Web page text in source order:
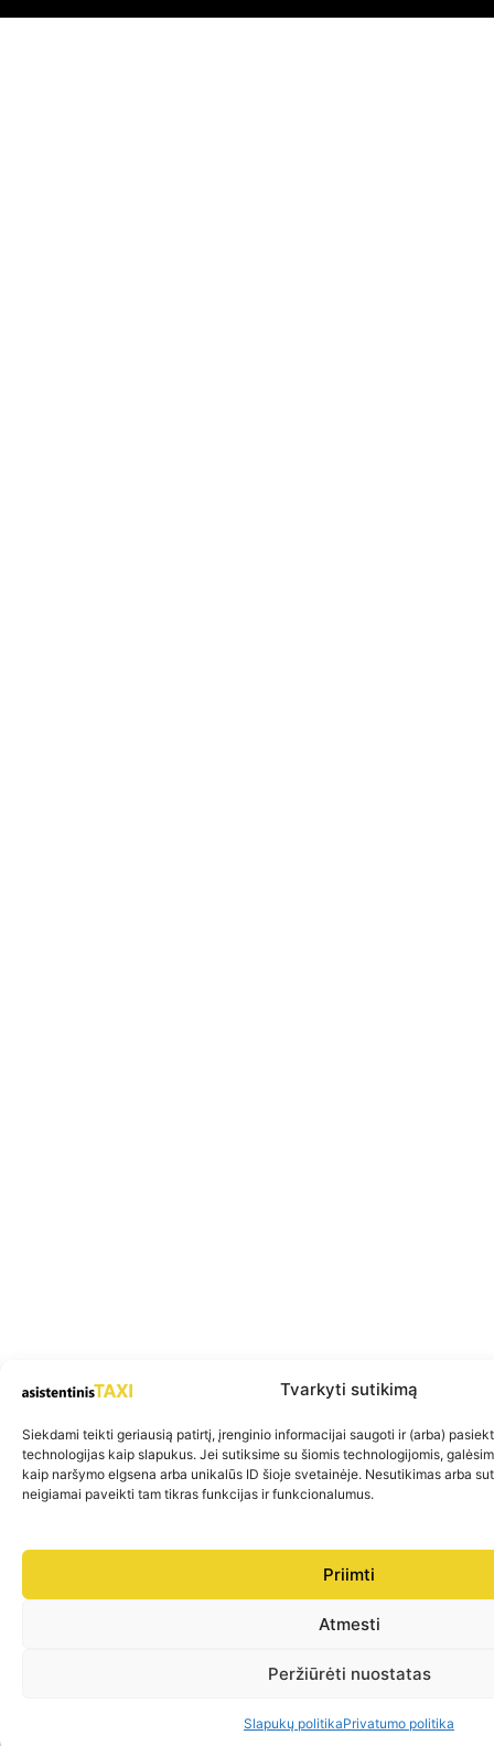
Tvarkyti sutikimą
Siekdami teikti geriausią patirtį, įrenginio informacijai saugoti ir (arba)
technologijas kaip slapukus. Jei sutiksime su šiomis technologijomis,
kaip naršymo elgsena arba unikalūs ID šioje svetainėje. Nesutikimas arba
neigiamai paveikti tam tikras funkcijas ir funkcionalumus.
Priimti
Atmesti
Peržiūrėti nuostatas
Slapukų politikaPrivatumo politika